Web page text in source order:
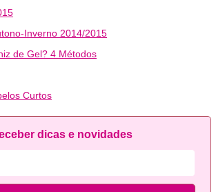
Inverno 2014/2015
de Gel? 4 Métodos
Curtos
dicas e novidades